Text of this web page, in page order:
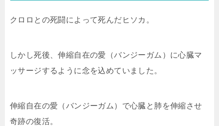
クロロとの死闘によって死んだヒソカ。
しかし死後、伸縮自在の愛（バンジーガム）に心臓マ
ッサージするように念を込めていました。
伸縮自在の愛（バンジーガム）で心臓と肺を伸縮させ
奇跡の復活。